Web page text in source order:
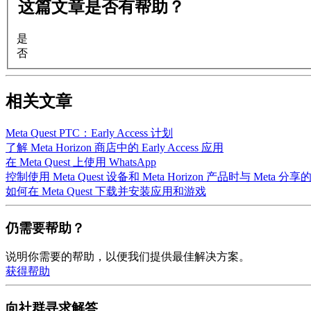
这篇文章是否有帮助？
是
否
相关文章
Meta Quest PTC：Early Access 计划
了解 Meta Horizon 商店中的 Early Access 应用
在 Meta Quest 上使用 WhatsApp
控制使用 Meta Quest 设备和 Meta Horizon 产品时与 Meta 分享
如何在 Meta Quest 下载并安装应用和游戏
仍需要帮助？
说明你需要的帮助，以便我们提供最佳解决方案。
获得帮助
向社群寻求解答